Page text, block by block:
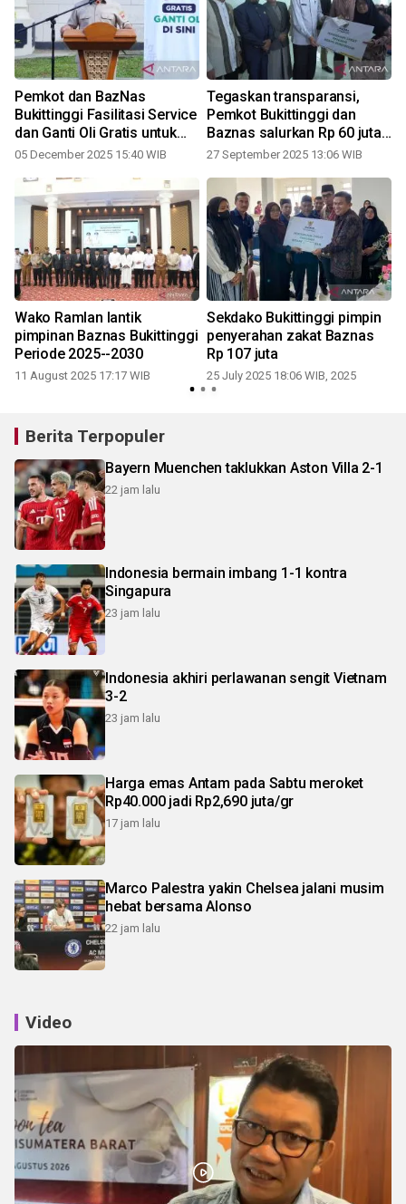
Pemkot dan BazNas
Bukittinggi Fasilitasi Service
dan Ganti Oli Gratis untuk
200 Driver Ojek Online
05 December 2025 15:40 WIB
Tegaskan transparansi,
Pemkot Bukittinggi dan
Baznas salurkan Rp 60 juta
zakat
27 September 2025 13:06 WIB
Wako Ramlan lantik
pimpinan Baznas Bukittinggi
Periode 2025--2030
11 August 2025 17:17 WIB
Sekdako Bukittinggi pimpin
penyerahan zakat Baznas
Rp 107 juta
25 July 2025 18:06 WIB, 2025
Berita Terpopuler
Bayern Muenchen taklukkan Aston Villa 2-1
22 jam lalu
Indonesia bermain imbang 1-1 kontra
Singapura
23 jam lalu
Indonesia akhiri perlawanan sengit Vietnam
3-2
23 jam lalu
Harga emas Antam pada Sabtu meroket
Rp40.000 jadi Rp2,690 juta/gr
17 jam lalu
Marco Palestra yakin Chelsea jalani musim
hebat bersama Alonso
22 jam lalu
Video